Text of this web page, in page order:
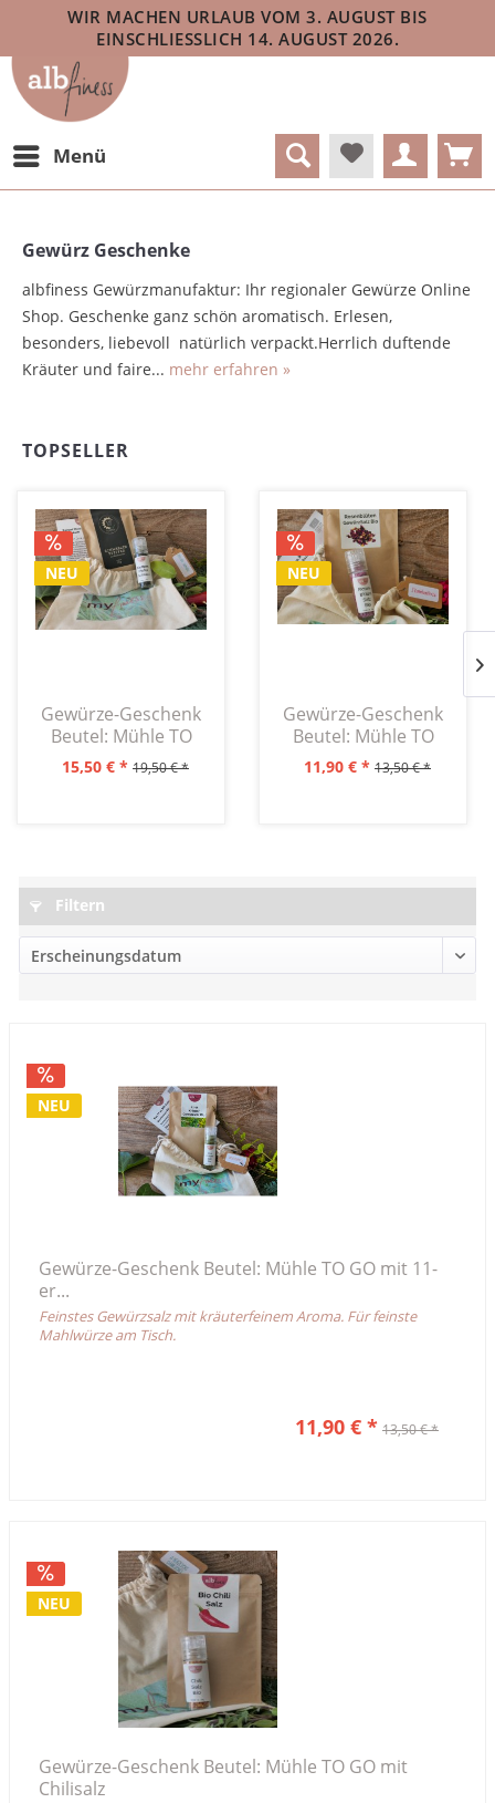
WIR MACHEN URLAUB VOM 3. AUGUST BIS
EINSCHLIESSLICH 14. AUGUST 2026.
Menü
Gewürz Geschenke
albfiness Gewürzmanufaktur: Ihr regionaler Gewürze Online
Shop. Geschenke ganz schön aromatisch. Erlesen,
besonders, liebevoll natürlich verpackt.Herrlich duftende
Kräuter und faire... mehr erfahren »
TOPSELLER
NEU
Gewürze-Geschenk
Beutel: Mühle TO
GO mit Kampot...
15,50 € * 19,50 € *
NEU
Gewürze-Geschenk
Beutel: Mühle TO
GO mit...
11,90 € * 13,50 € *
Filtern
NEU
Gewürze-Geschenk Beutel: Mühle TO GO mit 11-
er...
Feinstes Gewürzsalz mit kräuterfeinem Aroma. Für feinste
Mahlwürze am Tisch.
11,90 € * 13,50 € *
NEU
Gewürze-Geschenk Beutel: Mühle TO GO mit
Chilisalz